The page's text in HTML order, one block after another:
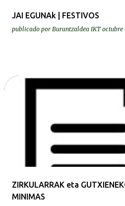
JAI EGUNAk | FESTIVOS
publicado por Buruntzaldea IKT octubre
ZIRKULARRAK eta
MINIMAS